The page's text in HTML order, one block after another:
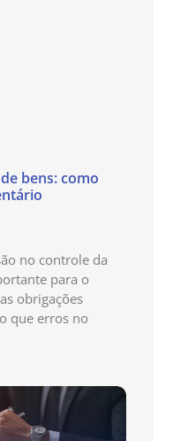
bens: como
no controle da
para o
obrigações
que erros no